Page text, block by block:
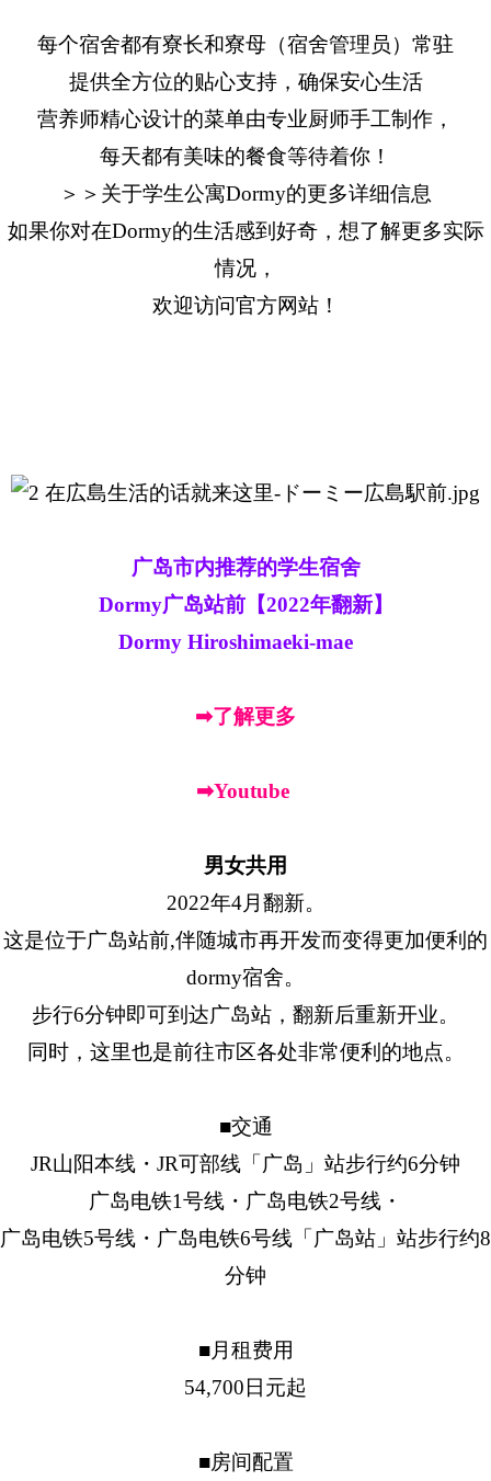
每个宿舍都有寮长和寮母（宿舍管理员）常驻
提供全方位的贴心支持，确保安心生活
营养师精心设计的菜单由专业厨师手工制作，
每天都有美味的餐食等待着你！
＞＞关于学生公寓Dormy的更多详细信息
如果你对在Dormy的生活感到好奇，想了解更多实际
情况，
欢迎访问官方网站！
广岛市内推荐的学生宿舍
Dormy广岛站前【2022年翻新】
Dormy Hiroshimaeki-mae
➡了解更多
➡Youtube
男女共用
2022年4月翻新。
这是位于广岛站前,伴随城市再开发而变得更加便利的
dormy宿舍。
步行6分钟即可到达广岛站，翻新后重新开业。
同时，这里也是前往市区各处非常便利的地点。
■交通
JR山阳本线・JR可部线「广岛」站步行约6分钟
广岛电铁1号线・广岛电铁2号线・
广岛电铁5号线・广岛电铁6号线「广岛站」站步行约8
分钟
■月租费用
54,700日元起
■房间配置